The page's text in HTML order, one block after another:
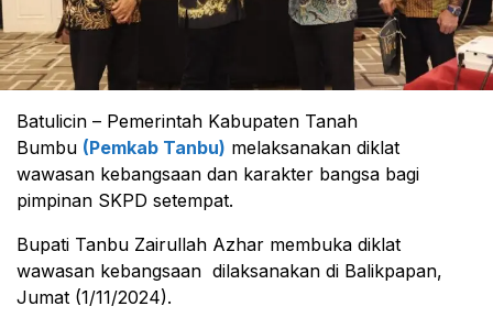
Batulicin – Pemerintah Kabupaten Tanah
Bumbu (Pemkab Tanbu) melaksanakan diklat
wawasan kebangsaan dan karakter bangsa bagi
pimpinan SKPD setempat.
Bupati Tanbu Zairullah Azhar membuka diklat
wawasan kebangsaan dilaksanakan di Balikpapan,
Jumat (1/11/2024).